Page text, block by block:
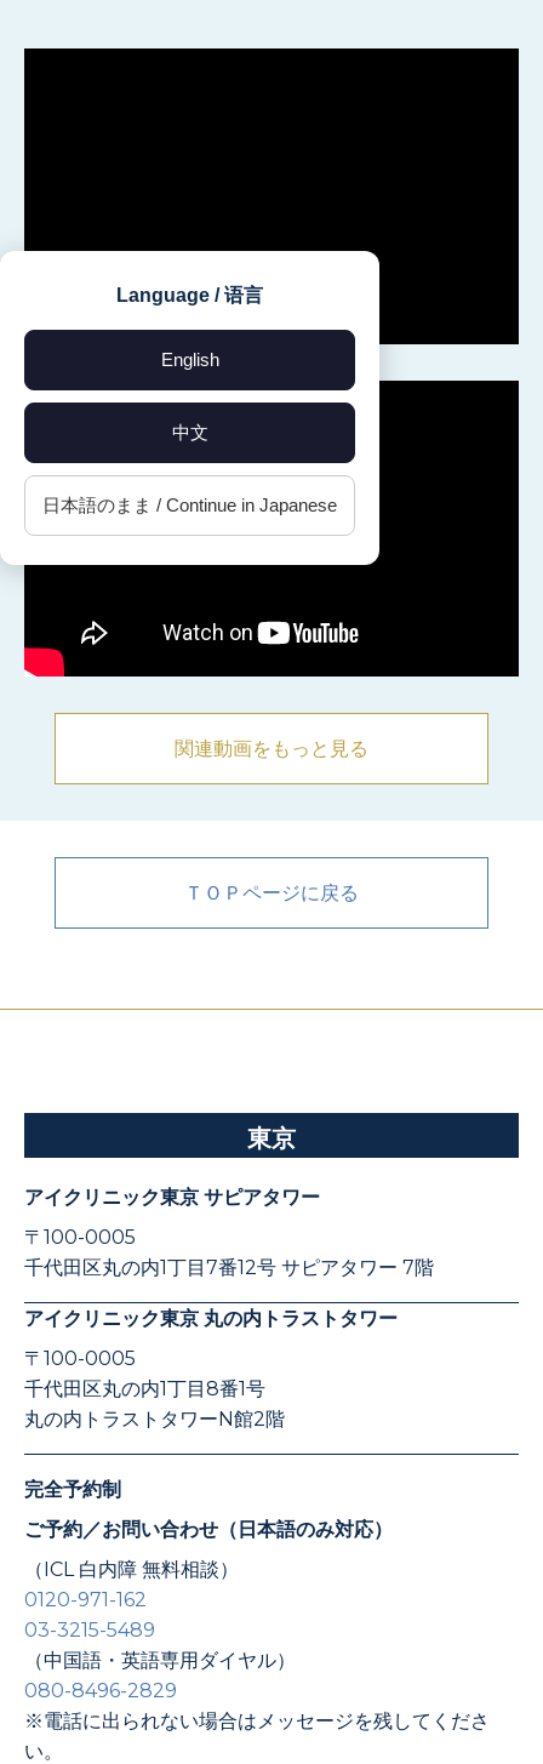
Language / 语言
English
中文
日本語のまま / Continue in Japanese
関連動画をもっと見る
ＴＯＰページに戻る
東京
アイクリニック東京 サピアタワー
〒100-0005
千代田区丸の内1丁目7番12号 サピアタワー 7階
アイクリニック東京 丸の内トラストタワー
〒100-0005
千代田区丸の内1丁目8番1号
丸の内トラストタワーN館2階
完全予約制
ご予約／お問い合わせ（日本語のみ対応）
（ICL 白内障 無料相談）
0120-971-162
03-3215-5489
（中国語・英語専用ダイヤル）
080-8496-2829
※電話に出られない場合はメッセージを残してくださ
い。